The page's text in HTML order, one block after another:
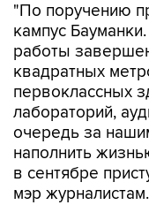
"По поручению
кампус
работы
квадратных
первоклассных
лабораторий,
очередь за
наполнить
в сентябре
мэр журналистам.